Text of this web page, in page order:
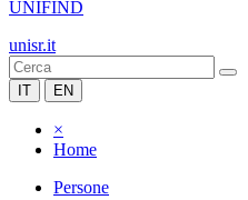
UNIFIND
unisr.it
IT EN
×
Home
Persone